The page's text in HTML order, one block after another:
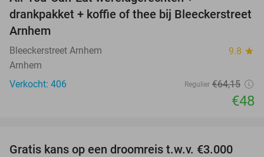
drankpakket + koffie of thee bij Bleeckerstreet
Arnhem
Bleeckerstreet Arnhem 9.8 star
Arnhem
Verkocht: 406
Regulier €64,15
€48
Gratis kans op een droomreis t.w.v. €3.000